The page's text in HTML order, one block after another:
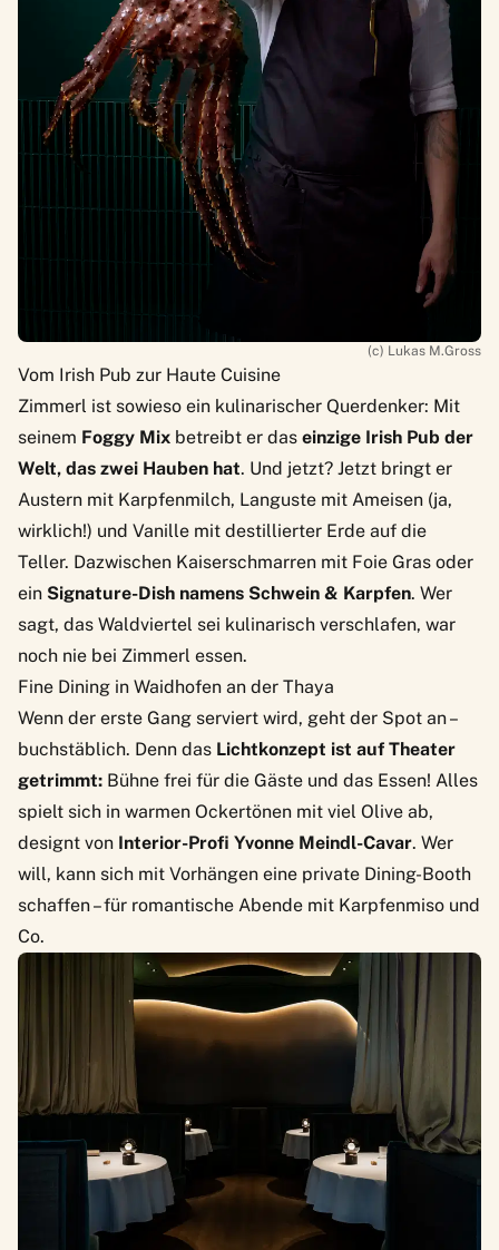
(c) Lukas M.Gross
Vom Irish Pub zur Haute Cuisine
Zimmerl ist sowieso ein kulinarischer Querdenker: Mit
seinem Foggy Mix betreibt er das einzige Irish Pub der
Welt, das zwei Hauben hat. Und jetzt? Jetzt bringt er
Austern mit Karpfenmilch, Languste mit Ameisen (ja,
wirklich!) und Vanille mit destillierter Erde auf die
Teller. Dazwischen Kaiserschmarren mit Foie Gras oder
ein Signature-Dish namens Schwein & Karpfen. Wer
sagt, das Waldviertel sei kulinarisch verschlafen, war
noch nie bei Zimmerl essen.
Fine Dining in Waidhofen an der Thaya
Wenn der erste Gang serviert wird, geht der Spot an –
buchstäblich. Denn das Lichtkonzept ist auf Theater
getrimmt: Bühne frei für die Gäste und das Essen! Alles
spielt sich in warmen Ockertönen mit viel Olive ab,
designt von Interior-Profi Yvonne Meindl-Cavar. Wer
will, kann sich mit Vorhängen eine private Dining-Booth
schaffen – für romantische Abende mit Karpfenmiso und
Co.